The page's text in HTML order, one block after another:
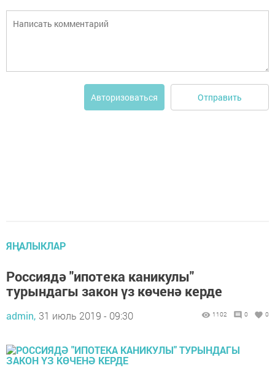
Авторизоваться Отправить
ЯҢАЛЫКЛАР
Россиядә "ипотека каникулы"
турындагы закон үз көченә керде
admin, 31 июль 2019 - 09:30 1102 0 0